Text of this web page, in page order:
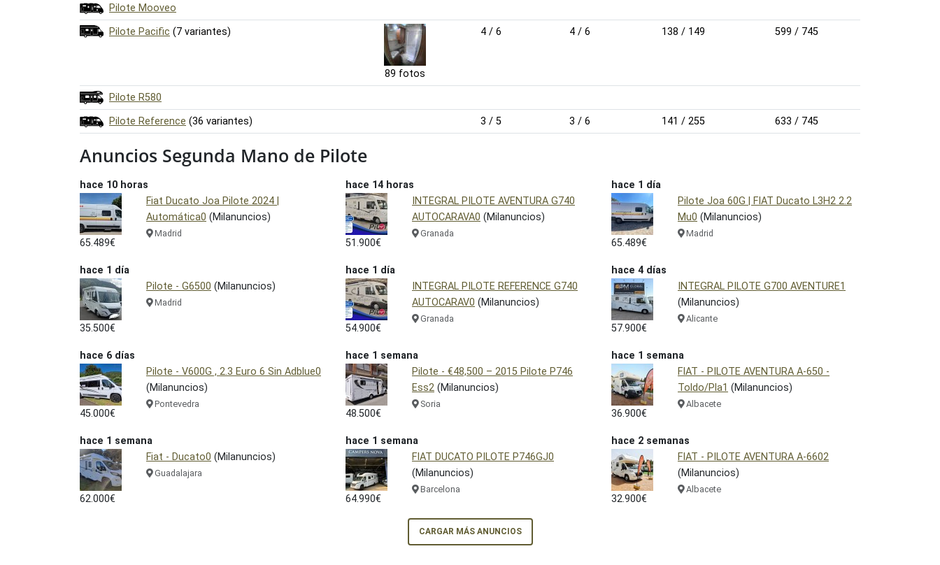
Pilote Mooveo
Pilote Pacific (7 variantes)
89 fotos
4 / 6 4 / 6 138 / 149 599 / 745
Pilote R580
Pilote Reference (36 variantes) 3 / 5 3 / 6 141 / 255 633 / 745
Anuncios Segunda Mano de Pilote
hace 10 horas
65.489€
Fiat Ducato Joa Pilote 2024 |
Automática0 (Milanuncios)
Madrid
hace 14 horas
51.900€
INTEGRAL PILOTE AVENTURA G740
AUTOCARAVA0 (Milanuncios)
Granada
hace 1 día
65.489€
Pilote Joa 60G | FIAT Ducato L3H2 2.2
Mu0 (Milanuncios)
Madrid
hace 1 día
35.500€
Pilote - G6500 (Milanuncios)
Madrid
hace 1 día
54.900€
INTEGRAL PILOTE REFERENCE G740
AUTOCARAV0 (Milanuncios)
Granada
hace 4 días
57.900€
INTEGRAL PILOTE G700 AVENTURE1
(Milanuncios)
Alicante
hace 6 días
45.000€
Pilote - V600G , 2.3 Euro 6 Sin Adblue0
(Milanuncios)
Pontevedra
hace 1 semana
48.500€
Pilote - €48,500 – 2015 Pilote P746
Ess2 (Milanuncios)
Soria
hace 1 semana
36.900€
FIAT - PILOTE AVENTURA A-650 -
Toldo/Pla1 (Milanuncios)
Albacete
hace 1 semana
62.000€
Fiat - Ducato0 (Milanuncios)
Guadalajara
hace 1 semana
64.990€
FIAT DUCATO PILOTE P746GJ0
(Milanuncios)
Barcelona
hace 2 semanas
32.900€
FIAT - PILOTE AVENTURA A-6602
(Milanuncios)
Albacete
CARGAR MÁS ANUNCIOS